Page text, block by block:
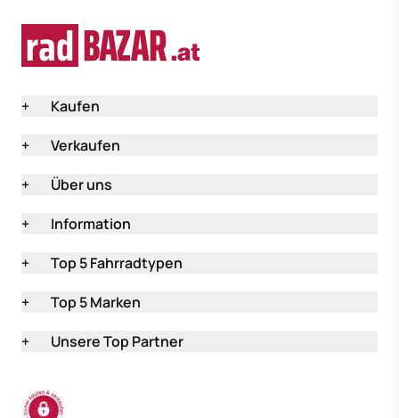
+
Kaufen
+
Verkaufen
+
Über uns
+
Information
+
Top 5 Fahrradtypen
+
Top 5 Marken
+
Unsere Top Partner